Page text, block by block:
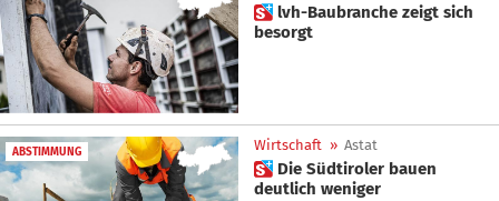
 lvh-Baubranche zeigt sich
besorgt
ABSTIMMUNG Wirtschaft » Astat
 Die Südtiroler bauen
deutlich weniger